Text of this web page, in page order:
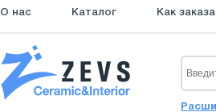
О нас Каталог Как